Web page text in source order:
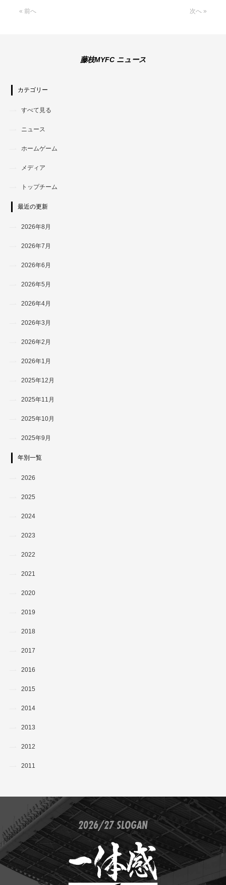
« 前へ 次へ »
藤枝MYFC ニュース
カテゴリー
すべて見る
ニュース
ホームゲーム
メディア
トップチーム
最近の更新
2026年8月
2026年7月
2026年6月
2026年5月
2026年4月
2026年3月
2026年2月
2026年1月
2025年12月
2025年11月
2025年10月
2025年9月
年別一覧
2026
2025
2024
2023
2022
2021
2020
2019
2018
2017
2016
2015
2014
2013
2012
2011
2026/27 SLOGAN